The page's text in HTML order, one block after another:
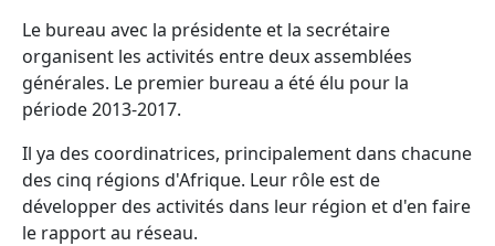
Le bureau avec la présidente et la secrétaire
organisent les activités entre deux assemblées
générales. Le premier bureau a été élu pour la
période 2013-2017.
Il ya des coordinatrices, principalement dans chacune
des cinq régions d'Afrique. Leur rôle est de
développer des activités dans leur région et d'en faire
le rapport au réseau.